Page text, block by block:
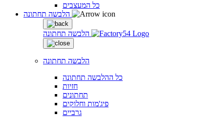
כל המעצבים
הלבשה תחתונה
הלבשה תחתונה
כל ההלבשה תחתונה
חזיות
תחתונים
פיג'מות וחלוקים
גרביים